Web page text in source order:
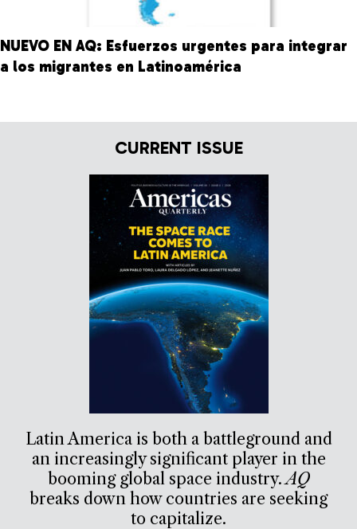
NUEVO EN AQ: Esfuerzos urgentes para integrar
a los migrantes en Latinoamérica
CURRENT ISSUE
Latin America is both a battleground and
an increasingly significant player in the
booming global space industry.AQ
breaks down how countries are seeking
to capitalize.